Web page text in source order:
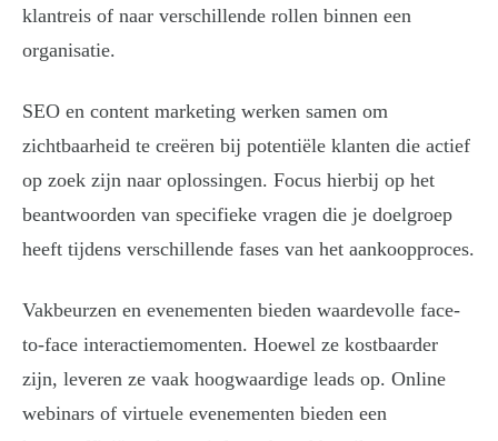
klantreis of naar verschillende rollen binnen een
organisatie.
SEO en content marketing werken samen om
zichtbaarheid te creëren bij potentiële klanten die actief
op zoek zijn naar oplossingen. Focus hierbij op het
beantwoorden van specifieke vragen die je doelgroep
heeft tijdens verschillende fases van het aankoopproces.
Vakbeurzen en evenementen bieden waardevolle face-
to-face interactiemomenten. Hoewel ze kostbaarder
zijn, leveren ze vaak hoogwaardige leads op. Online
webinars of virtuele evenementen bieden een